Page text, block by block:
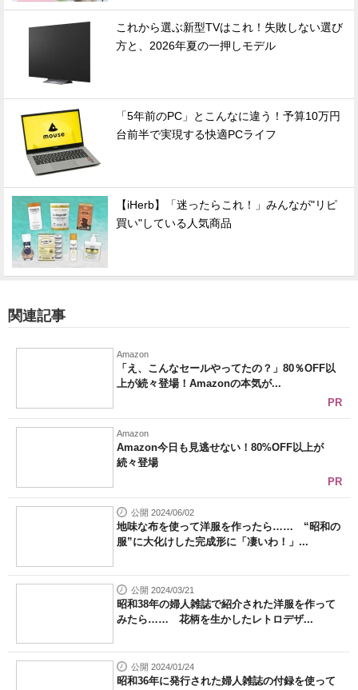
これから選ぶ新型TVはこれ！失敗しない選び
方と、2026年夏の一押しモデル
「5年前のPC」とこんなに違う！予算10万円
台前半で実現する快適PCライフ
【iHerb】「迷ったらこれ！」みんなが"リピ
買い"している人気商品
関連記事
Amazon
「え、こんなセールやってたの？」80％OFF以
上が続々登場！Amazonの本気が...
PR
Amazon
Amazon今日も見逃せない！80%OFF以上が
続々登場
PR
公開 2024/06/02
地味な布を使って洋服を作ったら…… “昭和の
服”に大化けした完成形に「凄いわ！」...
公開 2024/03/21
昭和38年の婦人雑誌で紹介された洋服を作って
みたら…… 花柄を生かしたレトロデザ...
公開 2024/01/24
昭和36年に発行された婦人雑誌の付録を使って